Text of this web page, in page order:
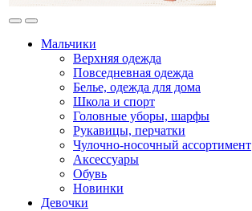
Мальчики
Верхняя одежда
Повседневная одежда
Белье, одежда для дома
Школа и спорт
Головные уборы, шарфы
Рукавицы, перчатки
Чулочно-носочный ассортимент
Аксессуары
Обувь
Новинки
Девочки